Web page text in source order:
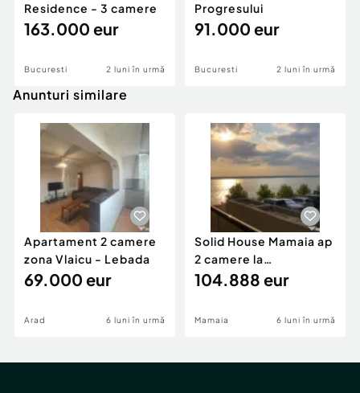
Residence - 3 camere
163.000 eur
Bucuresti 2 luni în urmă
Progresului
91.000 eur
Bucuresti 2 luni în urmă
Anunturi similare
Apartament 2 camere
zona Vlaicu - Lebada
69.000 eur
Arad 6 luni în urmă
Solid House Mamaia ap
2 camere la
cheie,langa Mega
104.888 eur
Mamaia 6 luni în urmă